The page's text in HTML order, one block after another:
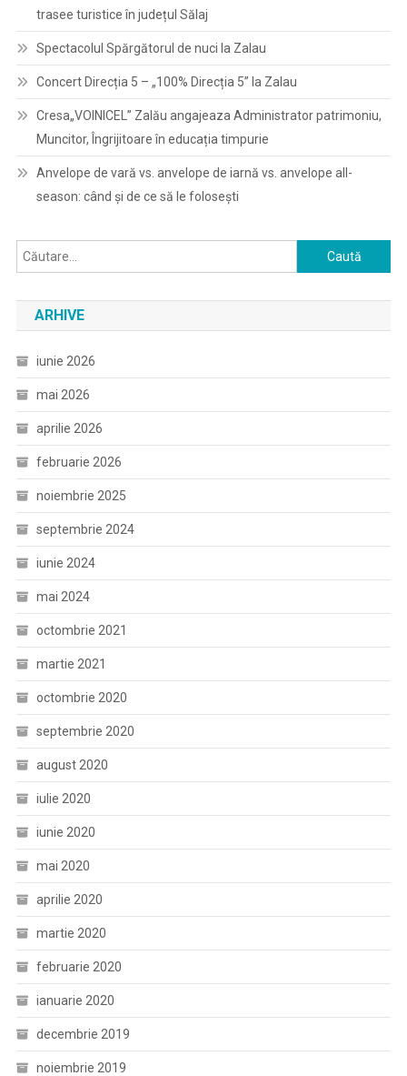
trasee turistice în județul Sălaj
Spectacolul Spărgătorul de nuci la Zalau
Concert Direcția 5 – „100% Direcția 5” la Zalau
Cresa„VOINICEL” Zalău angajeaza Administrator patrimoniu,
Muncitor, Îngrijitoare în educația timpurie
Anvelope de vară vs. anvelope de iarnă vs. anvelope all-
season: când și de ce să le folosești
Caută
după:
ARHIVE
iunie 2026
mai 2026
aprilie 2026
februarie 2026
noiembrie 2025
septembrie 2024
iunie 2024
mai 2024
octombrie 2021
martie 2021
octombrie 2020
septembrie 2020
august 2020
iulie 2020
iunie 2020
mai 2020
aprilie 2020
martie 2020
februarie 2020
ianuarie 2020
decembrie 2019
noiembrie 2019